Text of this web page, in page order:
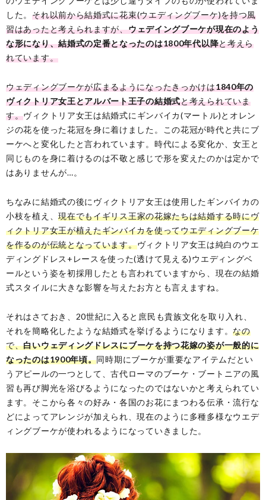
した。それ以前から結婚式に花束(ウエディングブーケ)を持つ風
習はあったと考えられますが、ウェデイングブーケが現在のよう
な形になり、結婚式の定番となったのは1800年代以降と考えら
れています。
ウェディングブーケが広まるようになったきっかけは1840年の
ヴィクトリア女王とアルバート王子の結婚式と考えられていま
す。ヴィクトリア女王は結婚式にギンバイカ(マートル)とオレン
ジの花を使った花冠を身に着けました。この花冠が時代と共にブ
ーケへと変化したと言われています。時代による変化か、女王と
同じものを身に着けるのは不敬と感じで形を変えたのかは定かで
はありませんが…。
ちなみに結婚式の後にヴィクトリア女王は使用したギンバイカの
小枝を植え、現在でもイギリス王家の花嫁たちは結婚する時にヴ
ィクトリア女王が植えたギンバイカを使ってウエディングブーケ
を作るのが伝統となっています。ヴィクトリア女王は純白のウエ
ディングドレス+レースを使った(透けて見える)ウエディングベ
ールという姿を初採用したとも言われていますから、現在の結婚
式スタイルに大きな影響を与えたお方とも言えますね。
それはさておき、20世紀に入ると庶民も貴族文化を取り入れ、
それを簡略化したような結婚式を挙げるようになります。なの
で、白いウェディングドレスにブーケを持つ花嫁の姿が一般的に
なったのは1900年頃。同時期にブーケが重要なアイテムだとい
うアピールの一つとして、古代ローマのブーケ・ブートニアの風
習も再び脚光を浴びるようになったのではないかと考えられてい
ます。そこから各々の好み・各国のお花にまつわる伝承・流行な
どによってアレンジが加えられ、現在のように多種多様なウエデ
ィングブーケが使われるようになっていきました。